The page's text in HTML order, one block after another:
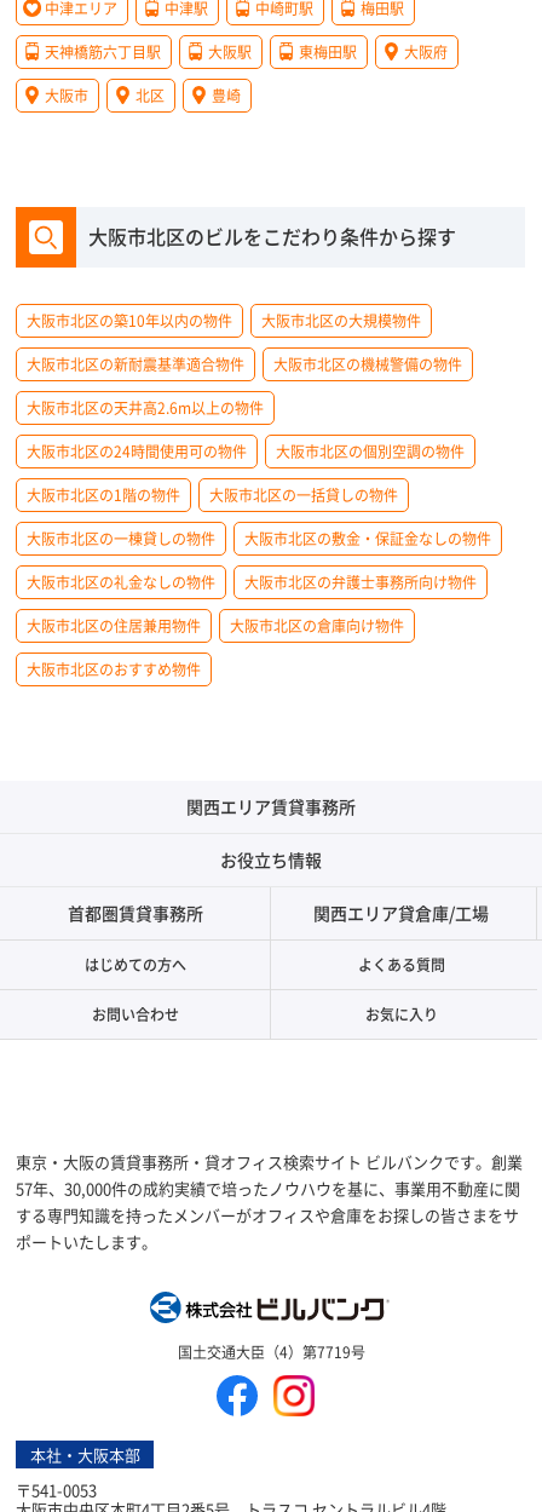
中津エリア 中津駅 中崎町駅 梅田駅
天神橋筋六丁目駅 大阪駅 東梅田駅 大阪府
大阪市 北区 豊崎
大阪市北区のビルをこだわり条件から探す
大阪市北区の築10年以内の物件 大阪市北区の大規模物件
大阪市北区の新耐震基準適合物件 大阪市北区の機械警備の物件
大阪市北区の天井高2.6m以上の物件
大阪市北区の24時間使用可の物件 大阪市北区の個別空調の物件
大阪市北区の1階の物件 大阪市北区の一括貸しの物件
大阪市北区の一棟貸しの物件 大阪市北区の敷金・保証金なしの物件
大阪市北区の礼金なしの物件 大阪市北区の弁護士事務所向け物件
大阪市北区の住居兼用物件 大阪市北区の倉庫向け物件
大阪市北区のおすすめ物件
関西エリア賃貸事務所
お役立ち情報
首都圏賃貸事務所 関西エリア貸倉庫/工場
はじめての方へ よくある質問
お問い合わせ お気に入り
東京・大阪の賃貸事務所・貸オフィス検索サイト ビルバンクです。創業
57年、30,000件の成約実績で培ったノウハウを基に、事業用不動産に関
する専門知識を持ったメンバーがオフィスや倉庫をお探しの皆さまをサ
ポートいたします。
国土交通大臣（4）第7719号
本社・大阪本部
〒541-0053